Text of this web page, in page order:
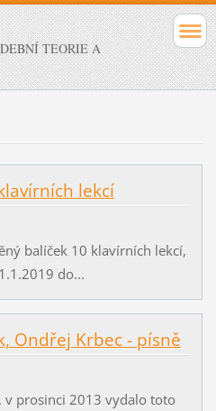
TEORIE A
lekcí
balíček 10 klavírních lekcí,
do...
Ondřej Krbec - písně
v prosinci 2013 vydalo toto